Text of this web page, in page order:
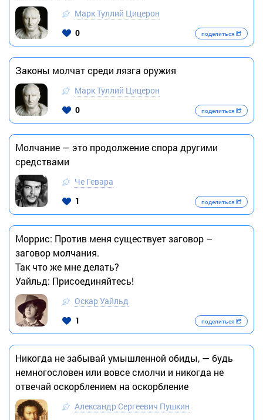
Марк Туллий Цицерон
0
поделиться
Законы молчат среди лязга оружия
Марк Туллий Цицерон
0
поделиться
Молчание — это продолжение спора другими
средствами
Че Гевара
1
поделиться
Моррис: Против меня существует заговор –
заговор молчания.
Так что же мне делать?
Уайльд: Присоединяйтесь!
Оскар Уайльд
1
поделиться
Никогда не забывай умышленной обиды, — будь
немногословен или вовсе смолчи и никогда не
отвечай оскорблением на оскорбление
Александр Сергеевич Пушкин